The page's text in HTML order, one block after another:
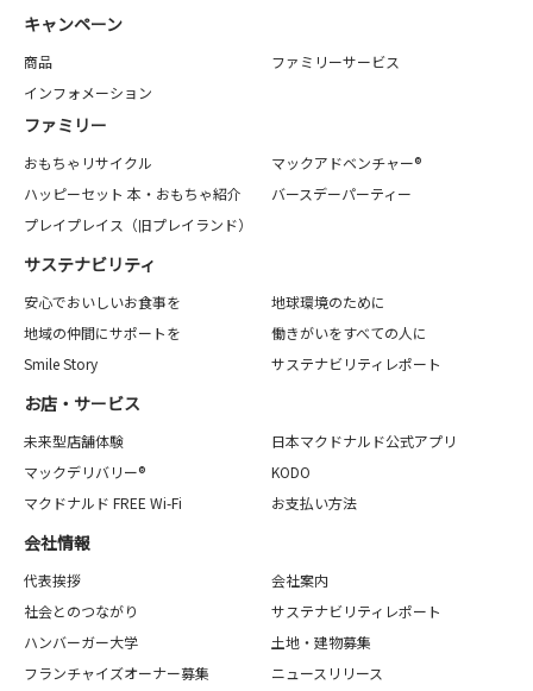
キャンペーン
商品
ファミリーサービス
インフォメーション
ファミリー
おもちゃリサイクル
マックアドベンチャー®
ハッピーセット 本・おもちゃ紹介
バースデーパーティー
プレイプレイス（旧プレイランド）
サステナビリティ
安心でおいしいお食事を
地球環境のために
地域の仲間にサポートを
働きがいをすべての人に
Smile Story
サステナビリティレポート
お店・サービス
未来型店舗体験
日本マクドナルド公式アプリ
マックデリバリー®
KODO
マクドナルド FREE Wi-Fi
お支払い方法
会社情報
代表挨拶
会社案内
社会とのつながり
サステナビリティレポート
ハンバーガー大学
土地・建物募集
フランチャイズオーナー募集
ニュースリリース